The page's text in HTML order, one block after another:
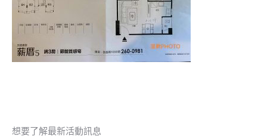
想要了解最新活動訊息